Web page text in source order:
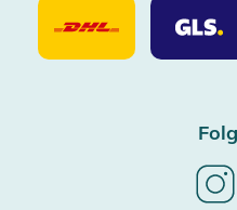
Unsere
Versandarten
DHL
Unsere
Versandarten
GLS